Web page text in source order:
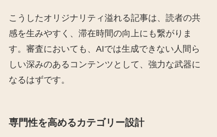
こうしたオリジナリティ溢れる記事は、読者の共
感を生みやすく、滞在時間の向上にも繋がりま
す。審査においても、AIでは生成できない人間ら
しい深みのあるコンテンツとして、強力な武器に
なるはずです。
専門性を高めるカテゴリー設計